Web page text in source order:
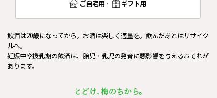
ご自宅用 ・ ギフト用
飲酒は20歳になってから。お酒は楽しく適量を。飲んだあとはリサイク
ルへ。
妊娠中や授乳期の飲酒は、胎児・乳児の発育に悪影響を与えるおそれが
あります。